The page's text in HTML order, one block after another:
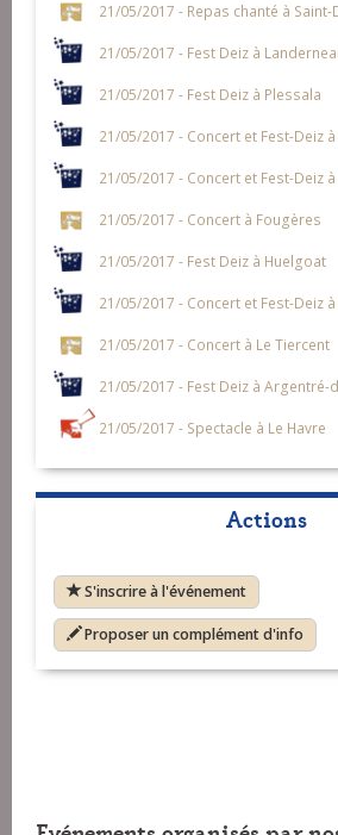
21/05/2017 - Repas chanté à Saint-
21/05/2017 - Fest Deiz à
21/05/2017 - Fest Deiz à Plessala
21/05/2017 - Concert et Fest-Deiz
21/05/2017 - Concert et Fest-Deiz
21/05/2017 - Concert à Fougères
21/05/2017 - Fest Deiz à Huelgoat
21/05/2017 - Concert et Fest-Deiz
21/05/2017 - Concert à Le Tiercent
21/05/2017 - Fest Deiz à Argentré-
21/05/2017 - Spectacle à Le Havre
Actions
S'inscrire à l'événement
Proposer un complément d'info